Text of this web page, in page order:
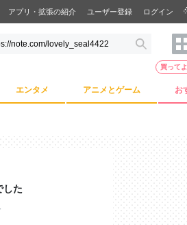
アプリ・拡張の紹介 ユーザー登録 ログイン
エンタメ アニメとゲーム お
買って
した